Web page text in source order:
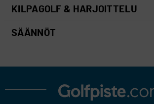
KILPAGOLF & HARJOITTELU
SÄÄNNÖT